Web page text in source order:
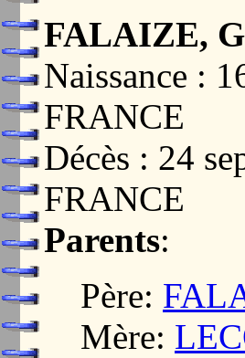
FALAIZE,
Naissance :
FRANCE
Décès : 24
FRANCE
Parents:
Père:
Mère: